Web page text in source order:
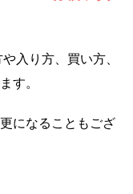
入り方、買い方、
す。
になることもござ